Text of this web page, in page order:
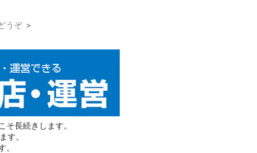
うぞ ＞
長続きします。
す。
。